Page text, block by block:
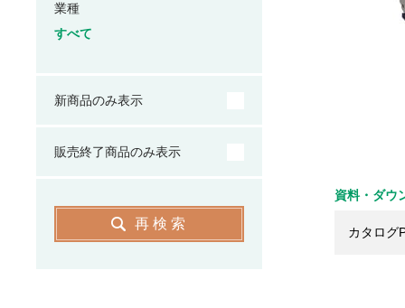
資料・ダウ
カタログ
業種
すべて
新商品のみ表示
販売終了商品のみ表示
再検索